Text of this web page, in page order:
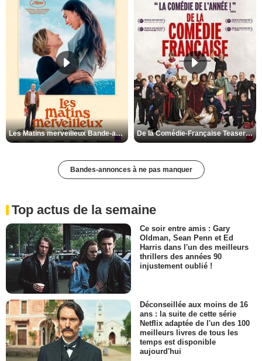
Les Matins merveilleux Bande-annonce VF De la Comédie-Française Teaser VF
Bandes-annonces à ne pas manquer
Top actus de la semaine
Ce soir entre amis : Gary
Oldman, Sean Penn et Ed
Harris dans l'un des meilleurs
thrillers des années 90
injustement oublié !
Déconseillée aux moins de 16
ans : la suite de cette série
Netflix adaptée de l'un des 100
meilleurs livres de tous les
temps est disponible
aujourd'hui